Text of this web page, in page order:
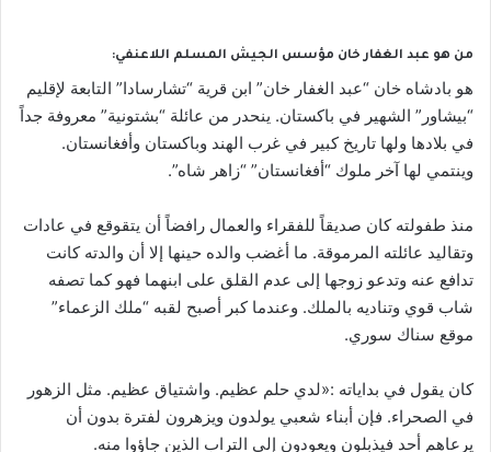
من هو عبد الغفار خان مؤسس الجيش المسلم اللاعنفي:
هو بادشاه خان “عبد الغفار خان” ابن قرية “تشارسادا” التابعة لإقليم
“بيشاور” الشهير في باكستان. ينحدر من عائلة “بشتونية” معروفة جداً
في بلادها ولها تاريخ كبير في غرب الهند وباكستان وأفغانستان.
وينتمي لها آخر ملوك “أفغانستان” “زاهر شاه”.
منذ طفولته كان صديقاً للفقراء والعمال رافضاً أن يتقوقع في عادات
وتقاليد عائلته المرموقة. ما أغضب والده حينها إلا أن والدته كانت
تدافع عنه وتدعو زوجها إلى عدم القلق على ابنهما فهو كما تصفه
شاب قوي وتناديه بالملك. وعندما كبر أصبح لقبه “ملك الزعماء”
موقع سناك سوري.
كان يقول في بداياته :«لدي حلم عظيم. واشتياق عظيم. مثل الزهور
في الصحراء. فإن أبناء شعبي يولدون ويزهرون لفترة بدون أن
يرعاهم أحد فيذبلون ويعودون إلى التراب الذين جاؤوا منه.